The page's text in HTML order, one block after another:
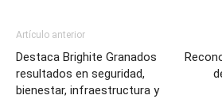
Artículo anterior
Destaca Brighite Granados
resultados en seguridad,
bienestar, infraestructura y